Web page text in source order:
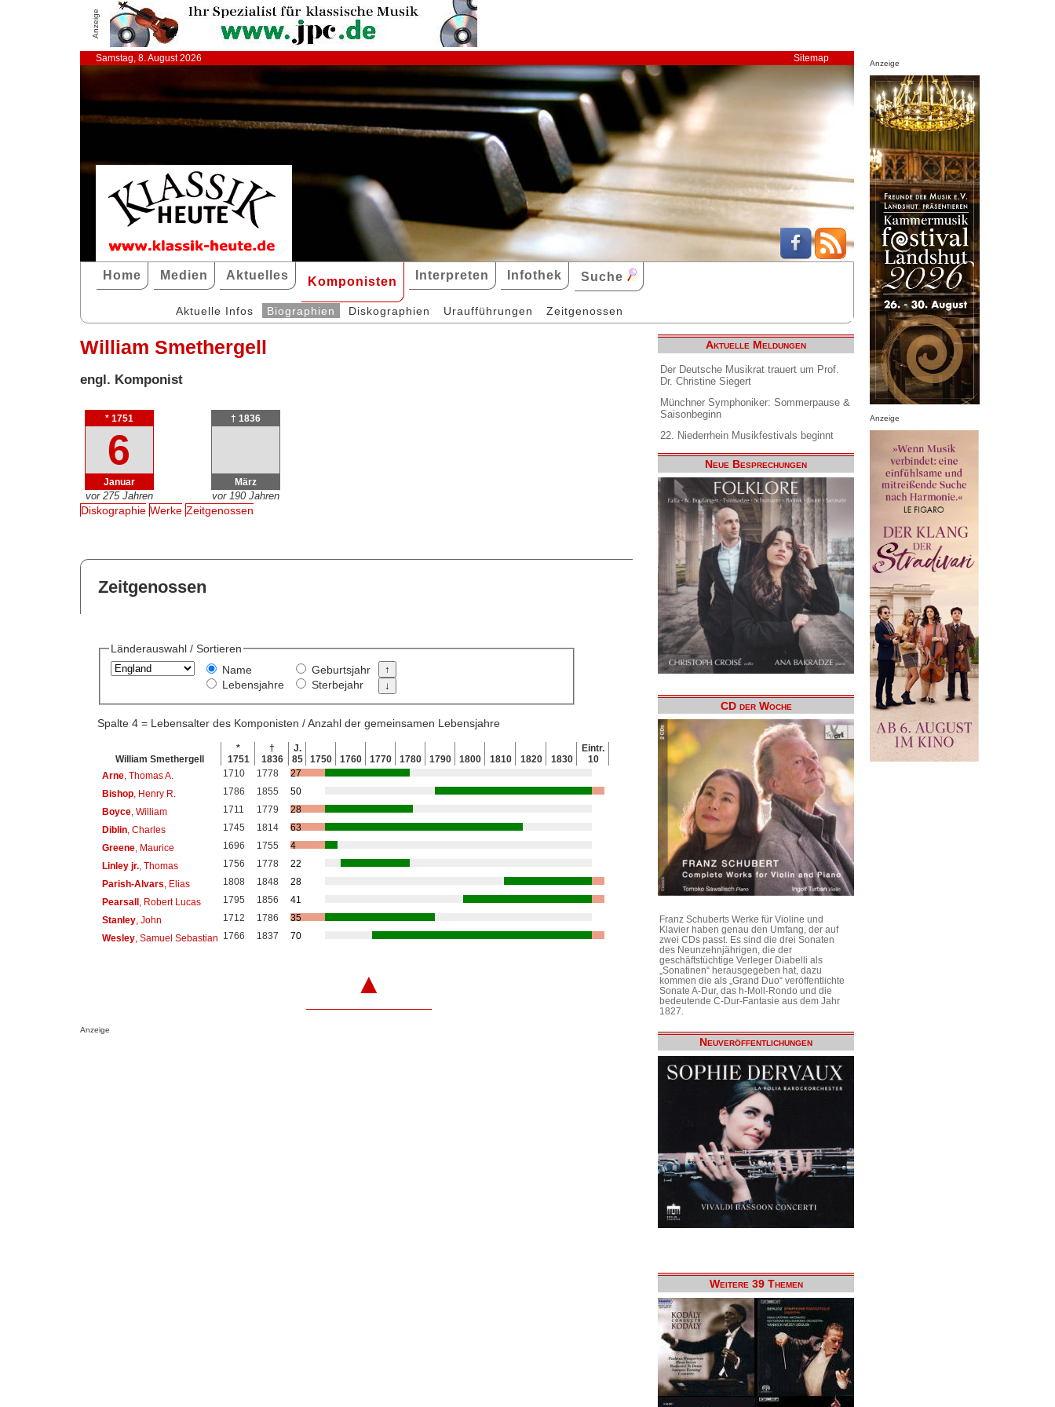
Anzeige
Samstag, 8. August 2026 Sitemap
Home Medien Aktuelles Komponisten Interpreten Infothek Suche
Aktuelle Infos Biographien Diskographien Uraufführungen Zeitgenossen
William Smethergell
engl. Komponist
* 1751
6
Januar
vor 275 Jahren
† 1836
März
vor 190 Jahren
Diskographie Werke Zeitgenossen
Zeitgenossen
Länderauswahl / Sortieren
Name
Lebensjahre
Geburtsjahr
Sterbejahr
Spalte 4 = Lebensalter des Komponisten / Anzahl der gemeinsamen Lebensjahre
William Smethergell
*
1751
†
1836
J.
85
1750 1760 1770 1780 1790 1800 1810 1820 1830
Eintr.
10
Arne, Thomas A. 1710 1778
27
Bishop, Henry R. 1786 1855
50
Boyce, William 1711 1779
28
Diblin, Charles 1745 1814
63
Greene, Maurice 1696 1755
4
Linley jr., Thomas 1756 1778
22
Parish-Alvars , Elias 1808 1848
28
Pearsall, Robert Lucas 1795 1856
41
Stanley, John 1712 1786
35
Wesley, Samuel Sebastian 1766 1837 70
▲
Anzeige
Aktuelle Meldungen
Der Deutsche Musikrat trauert um Prof.
Dr. Christine Siegert
Münchner Symphoniker: Sommerpause &
Saisonbeginn
22. Niederrhein Musikfestivals beginnt
Neue Besprechungen
CD der Woche
Franz Schuberts Werke für Violine und
Klavier haben genau den Umfang, der auf
zwei CDs passt. Es sind die drei Sonaten
des Neunzehnjährigen, die der
geschäftstüchtige Verleger Diabelli als
„Sonatinen“ herausgegeben hat, dazu
kommen die als „Grand Duo“ veröffentlichte
Sonate A-Dur, das h-Moll-Rondo und die
bedeutende C-Dur-Fantasie aus dem Jahr
1827.
Neuveröffentlichungen
Weitere 39 Themen
Anzeige
Anzeige